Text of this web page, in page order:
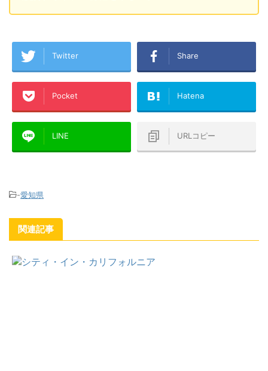
Twitter Share
Pocket Hatena
LINE URLコピー
-愛知県
関連記事